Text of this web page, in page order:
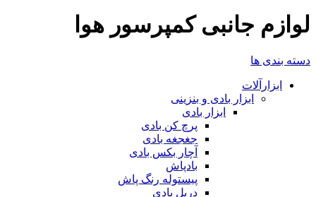
لوازم جانبی کمپرسور هوا
دسته بندی ها
ابزارآلات
ابزار بادی و بنزینی
ابزار بادی
پرچ کن بادی
جغجغه بادی
آچار بکس بادی
بادپاش
پیستوله رنگ پاش
دریل بادی